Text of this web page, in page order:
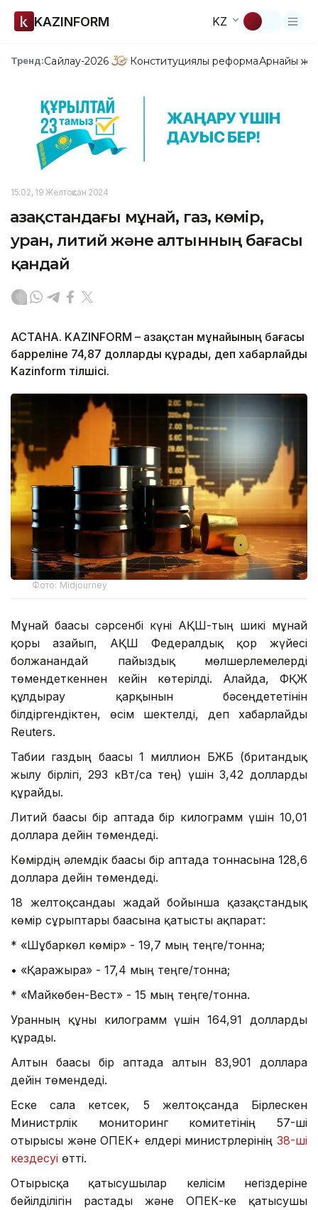
KAZINFORM KZ
Тренд:Сайлау-2026 Конституциялық реформаАрнайы
15:02, 19 Желтоқсан 2024
Қазақстандағы мұнай, газ, көмір,
уран, литий және алтынның бағасы
қандай
АСТАНА. KAZINFORM – Қазақстан мұнайының бағасы
барреліне 74,87 долларды құрады, деп хабарлайды
Kazinform тілшісі.
Фото: Midjourney
Мұнай бағасы сәрсенбі күні АҚШ-тың шикі мұнай
қоры азайып, АҚШ Федералдық қор жүйесі
болжанғандай пайыздық мөлшерлемелерді
төмендеткеннен кейін көтерілді. Алайда, ФҚЖ
құлдырау қарқынын бәсеңдететінін
білдіргендіктен, өсім шектелді, деп хабарлайды
Reuters.
Табиғи газдың бағасы 1 миллион БЖБ (британдық
жылу бірлігі, 293 кВт/сағ тең) үшін 3,42 долларды
құрайды.
Литий бағасы бір аптада бір килограмм үшін 10,01
долларға дейін төмендеді.
Көмірдің әлемдік бағасы бір аптада тоннасына 128,6
долларға дейін төмендеді.
18 желтоқсандағы жағдай бойынша қазақстандық
көмір сұрыптары бағасына қатысты ақпарат:
* «Шұбаркөл көмір» - 19,7 мың теңге/тонна;
• «Қаражыра» - 17,4 мың теңге/тонна;
* «Майкөбен-Вест» - 15 мың теңге/тонна.
Уранның құны килограмм үшін 164,91 долларды
құрады.
Алтын бағасы бір аптада алтын 83,901 долларға
дейін төмендеді.
Еске сала кетсек, 5 желтоқсанда Бірлескен
Министрлік мониторинг комитетінің 57-ші
отырысы және ОПЕК+ елдері министрлерінің 38-ші
кездесуі өтті.
Отырысқа қатысушылар келісім негіздеріне
бейілділігін растады және ОПЕК-ке қатысушы